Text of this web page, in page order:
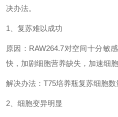
决办法。
1、复苏难以成功
原因： RAW264.7对空间十分敏
快，加剧细胞营养缺失，加速细胞
解决办法： T75培养瓶复苏细胞
2、细胞变异明显